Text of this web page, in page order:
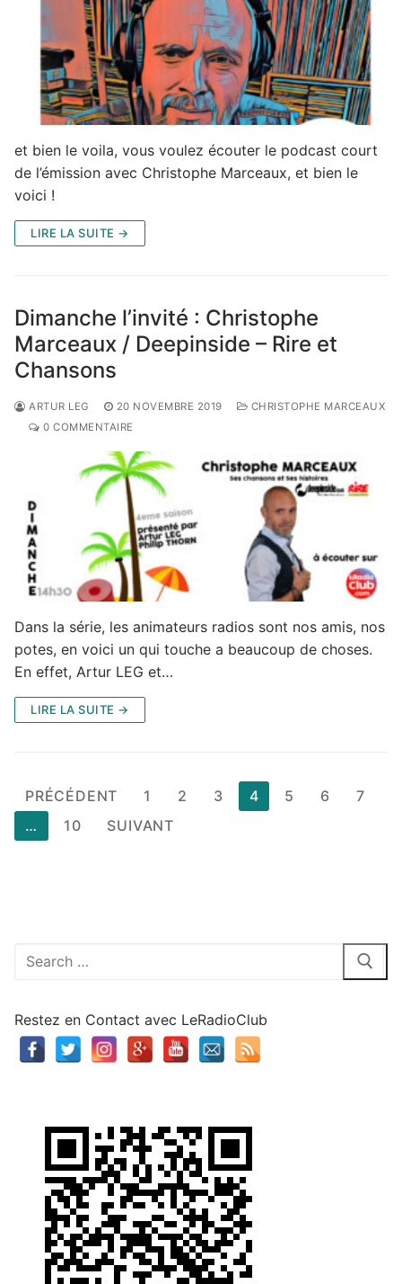
et bien le voila, vous voulez écouter le podcast court
de l’émission avec Christophe Marceaux, et bien le
voici !
LIRE LA SUITE →
Dimanche l’invité : Christophe
Marceaux / Deepinside – Rire et
Chansons
ARTUR LEG 20 NOVEMBRE 2019
CHRISTOPHE MARCEAUX
0 COMMENTAIRE
Dans la série, les animateurs radios sont nos amis, nos
potes, en voici un qui touche a beaucoup de choses.
En effet, Artur LEG et…
LIRE LA SUITE →
Pagination
des
publications
PRÉCÉDENT 1 2 3 4 5 6
7
…
10 SUIVANT
Rechercher
Restez en Contact avec LeRadioClub